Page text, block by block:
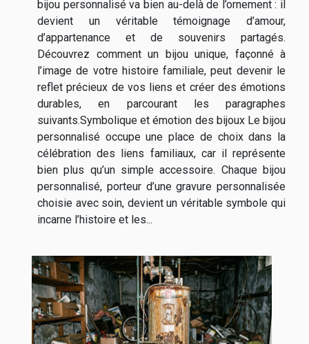
bijou personnalisé va bien au-delà de l’ornement : il
devient un véritable témoignage d’amour,
d’appartenance et de souvenirs partagés.
Découvrez comment un bijou unique, façonné à
l’image de votre histoire familiale, peut devenir le
reflet précieux de vos liens et créer des émotions
durables, en parcourant les paragraphes
suivants.Symbolique et émotion des bijoux Le bijou
personnalisé occupe une place de choix dans la
célébration des liens familiaux, car il représente
bien plus qu’un simple accessoire. Chaque bijou
personnalisé, porteur d’une gravure personnalisée
choisie avec soin, devient un véritable symbole qui
incarne l’histoire et les...